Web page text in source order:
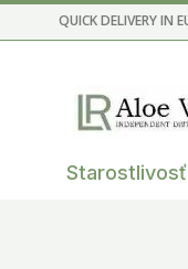
to
QUICK DELIVERY IN
Starostlivosť